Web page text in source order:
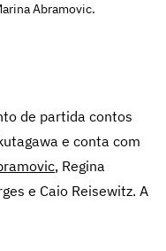
Abramovic.
de partida contos
e conta com
, Regina
e Caio Reisewitz. A